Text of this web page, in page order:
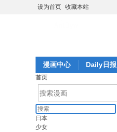
设为首页 收藏本站
漫画中心 Daily日报
首页
日本
少女